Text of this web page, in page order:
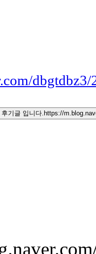
기글 입니다.https://